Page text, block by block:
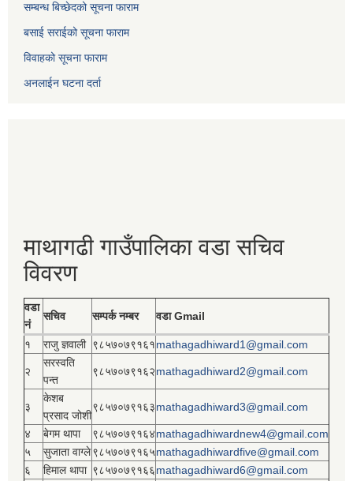
सम्बन्ध बिच्छेदको सूचना फाराम
बसाई सराईको सूचना फाराम
विवाहको सूचना फाराम
अनलाईन घटना दर्ता
माथागढी गाउँपालिका वडा सचिव
विवरण
वडा
नं
सचिव सम्पर्क नम्बर वडा Gmail
१ राजु ज्ञवाली ९८५७०७९१६१mathagadhiward1@gmail.com
२
सरस्वति
पन्त
९८५७०७९१६२mathagadhiward2@gmail.com
३
केशब
प्रसाद जोशी
९८५७०७९१६३mathagadhiward3@gmail.com
४ बेगम थापा ९८५७०७९१६४mathagadhiwardnew4@gmail.com
५
सुजाता वाग्ले९८५७०७९१६५mathagadhiwardfive@gmail.com
६
हिमाल थापा ९८५७०७९१६६mathagadhiward6@gmail.com